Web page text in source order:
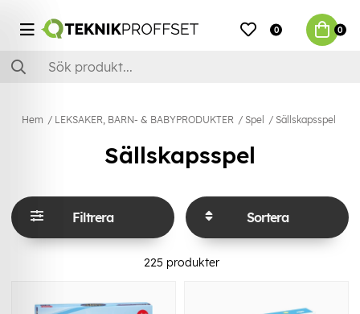
0 0
Hem LEKSAKER, BARN- & BABYPRODUKTER Spel Sällskapsspel
Sällskapsspel
Filtrera Sortera
225 produkter